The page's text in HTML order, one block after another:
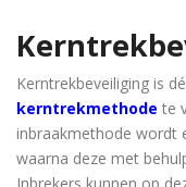
Kerntrekbeveiliging is
kerntrekmethode te
inbraakmethode wordt
waarna deze met